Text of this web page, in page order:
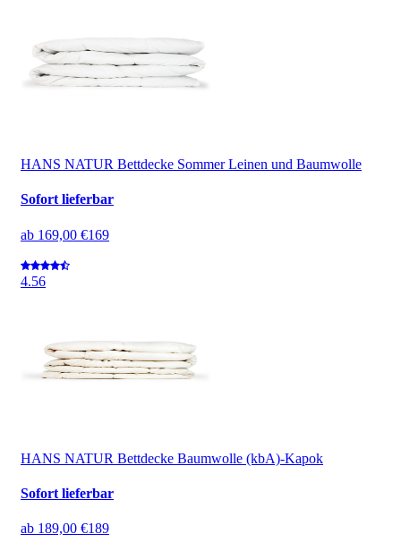
HANS NATUR Bettdecke Sommer Leinen und Baumwolle
Sofort lieferbar
ab 169,00 €169
4.56
HANS NATUR Bettdecke Baumwolle (kbA)-Kapok
Sofort lieferbar
ab 189,00 €189